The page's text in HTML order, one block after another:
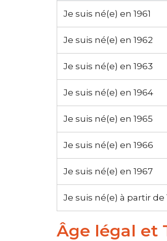
Je suis né(e) en 1961
Je suis né(e) en 1962
Je suis né(e) en 1963
Je suis né(e) en 1964
Je suis né(e) en 1965
Je suis né(e) en 1966
Je suis né(e) en 1967
Je suis né(e) à partir de
Âge légal et